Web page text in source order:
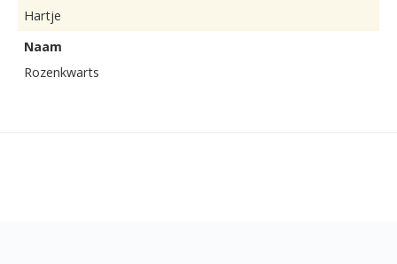
Hartje
Naam
Rozenkwarts